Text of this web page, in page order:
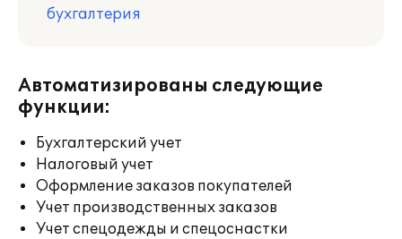
бухгалтерия
Автоматизированы следующие
функции:
Бухгалтерский учет
Налоговый учет
Оформление заказов покупателей
Учет производственных заказов
Учет спецодежды и спецоснастки